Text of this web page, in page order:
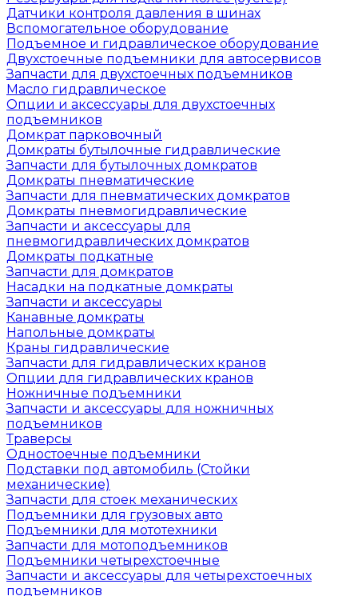
Датчики контроля давления в шинах
Вспомогательное оборудование
Подъемное и гидравлическое оборудование
Двухстоечные подъемники для автосервисов
Запчасти для двухстоечных подъемников
Масло гидравлическое
Опции и аксессуары для двухстоечных
подъемников
Домкрат парковочный
Домкраты бутылочные гидравлические
Запчасти для бутылочных домкратов
Домкраты пневматические
Запчасти для пневматических домкратов
Домкраты пневмогидравлические
Запчасти и аксессуары для
пневмогидравлических домкратов
Домкраты подкатные
Запчасти для домкратов
Насадки на подкатные домкраты
Запчасти и аксессуары
Канавные домкраты
Напольные домкраты
Краны гидравлические
Запчасти для гидравлических кранов
Опции для гидравлических кранов
Ножничные подъемники
Запчасти и аксессуары для ножничных
подъемников
Траверсы
Одностоечные подъемники
Подставки под автомобиль (Стойки
механические)
Запчасти для стоек механических
Подъемники для грузовых авто
Подъемники для мототехники
Запчасти для мотоподъемников
Подъемники четырехстоечные
Запчасти и аксессуары для четырехстоечных
подъемников